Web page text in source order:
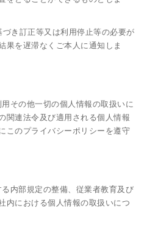
き訂正等又は利用停止等の必要が
果を遅滞なくご本人に通知しま
その他一切の個人情報の取扱いに
関連法令及び適用される個人情報
このプライバシーポリシーを遵守
内部規定の整備、従業者教育及び
内における個人情報の取扱いにつ